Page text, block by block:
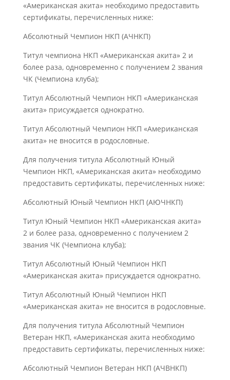
«Американская акита» необходимо предоставить
сертификаты, перечисленных ниже:
Абсолютный Чемпион НКП (АЧНКП)
Титул чемпиона НКП «Американская акита» 2 и
более раза, одновременно с получением 2 звания
ЧК (Чемпиона клуба);
Титул Абсолютный Чемпион НКП «Американская
акита» присуждается однократно.
Титул Абсолютный Чемпион НКП «Американская
акита» не вносится в родословные.
Для получения титула Абсолютный Юный
Чемпион НКП, «Американская акита» необходимо
предоставить сертификаты, перечисленных ниже:
Абсолютный Юный Чемпион НКП (АЮЧНКП)
Титул Юный Чемпион НКП «Американская акита»
2 и более раза, одновременно с получением 2
звания ЧК (Чемпиона клуба);
Титул Абсолютный Юный Чемпион НКП
«Американская акита» присуждается однократно.
Титул Абсолютный Юный Чемпион НКП
«Американская акита» не вносится в родословные.
Для получения титула Абсолютный Чемпион
Ветеран НКП, «Американская акита необходимо
предоставить сертификаты, перечисленных ниже:
Абсолютный Чемпион Ветеран НКП (АЧВНКП)